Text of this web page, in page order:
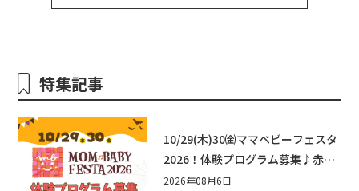
特集記事
10/29(木)30㈮ママベビーフェスタ
2026！体験プログラム募集♪赤ち
ゃん向けイベントに出演しません
2026年08月6日